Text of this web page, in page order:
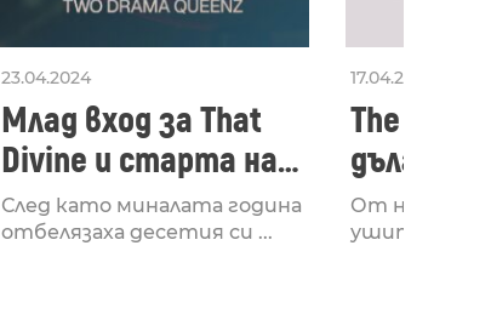
23.04.2024
Млад вход за That
Divine и старта на
лейбъла им
След като миналата година
отбелязаха десетия си ...
17.04.2024
The
втори
излезе
От няколко
ушите и